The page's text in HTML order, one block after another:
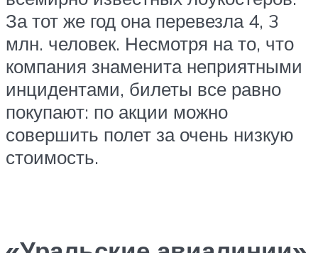
За тот же год она перевезла 4, 3
млн. человек. Несмотря на то, что
компания знаменита неприятными
инцидентами, билеты все равно
покупают: по акции можно
совершить полет за очень низкую
стоимость.